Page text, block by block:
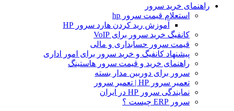
راهنمای خرید سرور
استعلام قیمت سرور hp
آموزش ريد كردن هارد سرور HP
کانفیگ خرید سرور برای VoIP
قیمت سرور حسابداری و مالی
پیشنهاد کانفیگ و خرید سرور برای امور اداری
راهنمای خرید و قیمت سرور هاستینگ
سرور برای دوربین مدار بسته
تعمیر سرور HP | تعمیر سرور
نمایندگی سرور HP در ایران
سرور ERP چیست ؟